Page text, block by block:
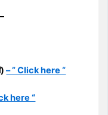
– ” Click here “
here “